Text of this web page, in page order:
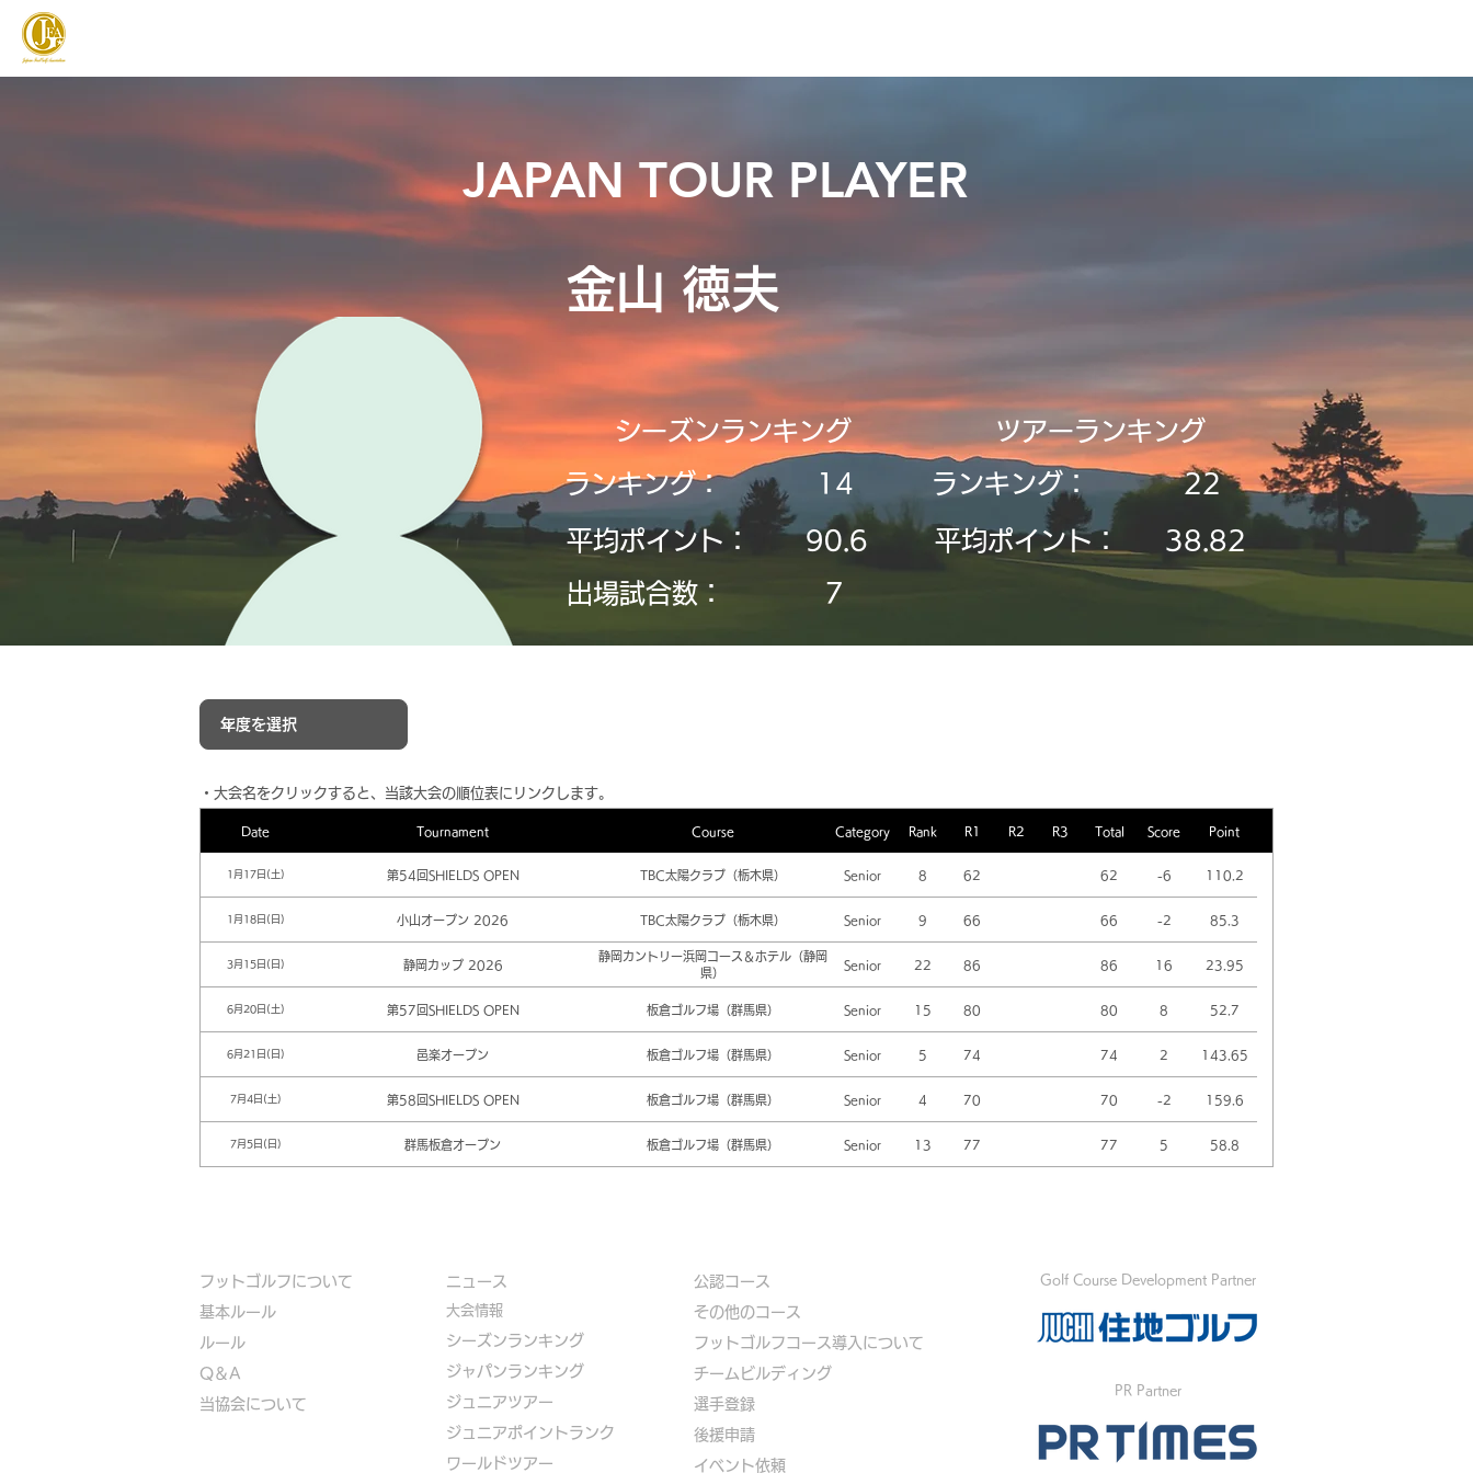
JAPAN TOUR PLAYER
金山 徳夫
シーズンランキング
ランキング：
14
平均ポイント：
​出場試合数：
90.6
7
​ツアーランキング
ランキング：
22
平均ポイント： 38.82
​・大会名をクリックすると、当該大会の順位表にリンクします。
Date Tournament Course Category Rank R1 R2 R3 Total Score Point
1月17日(土) 第54回SHIELDS OPEN TBC太陽クラブ（栃木県） Senior 8 62 62 -6 110.2
1月18日(日) 小山オープン 2026 TBC太陽クラブ（栃木県） Senior 9 66 66 -2 85.3
3月15日(日) 静岡カップ 2026
静岡カントリー浜岡コース＆ホテル（静岡
県）
Senior 22 86 86 16 23.95
6月20日(土) 第57回SHIELDS OPEN 板倉ゴルフ場（群馬県） Senior 15 80 80 8 52.7
6月21日(日) 邑楽オープン 板倉ゴルフ場（群馬県） Senior 5 74 74 2 143.65
7月4日(土) 第58回SHIELDS OPEN 板倉ゴルフ場（群馬県） Senior 4 70 70 -2 159.6
7月5日(日) 群馬板倉オープン 板倉ゴルフ場（群馬県） Senior 13 77 77 5 58.8
フットゴルフについて
基本ルール
ルール
Q＆A
​当協会について
​ニュース
大会情報
シーズンランキング
ジャパンランキング
ジュニアツアー
ジュニアポイントランク
​ワールドツアー
公認コース
​その他のコース
​ フットゴルフコース導入について
​チームビルディング
選手登録​
​後援申請
​イベント依頼
Golf Course Development Partner
PR Partner